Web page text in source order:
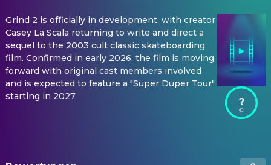
Grind 2 is officially in development, with creator
Casey La Scala returning to write and direct a
sequel to the 2003 cult classic skateboarding
film. Confirmed in early 2026, the film is moving
forward with original cast members involved
and is expected to feature a "Super Duper Tour"
starting in 2027
?